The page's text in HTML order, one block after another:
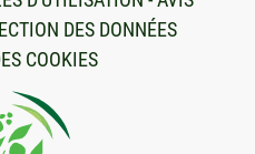
DES DONNÉES
COOKIES